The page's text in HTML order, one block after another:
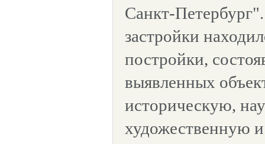
Санкт-
застройки
постройки,
выявленных
историческую,
художественную